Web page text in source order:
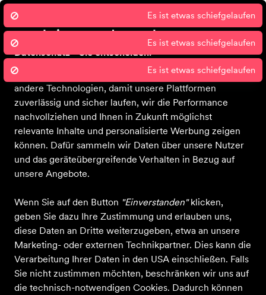
Wir nutzen Cookies um unsere Dienste
zu erbringen und zu verbessern.
Datenschutz - Sie entscheiden!
Sport 2000 und unsere Partner nutzen Cookies und
andere Technologien, damit unsere Plattformen
zuverlässig und sicher laufen, wir die Performance
nachvollziehen und Ihnen in Zukunft möglichst
relevante Inhalte und personalisierte Werbung zeigen
können. Dafür sammeln wir Daten über unsere Nutzer
und das geräteübergreifende Verhalten in Bezug auf
unsere Angebote.
Wenn Sie auf den Button "Einverstanden"klicken,
geben Sie dazu Ihre Zustimmung und erlauben uns,
diese Daten an Dritte weiterzugeben, etwa an unsere
Marketing- oder externen Technikpartner. Dies kann die
Verarbeitung Ihrer Daten in den USA einschließen. Falls
Sie nicht zustimmen möchten, beschränken wir uns auf
die technisch-notwendigen Cookies. Dadurch können
Bekleidung Schuhe Ausrüstung Sale Gutscheine Blog Über
Es ist etwas schiefgelaufen
Es ist etwas schiefgelaufen
Es ist etwas schiefgelaufen